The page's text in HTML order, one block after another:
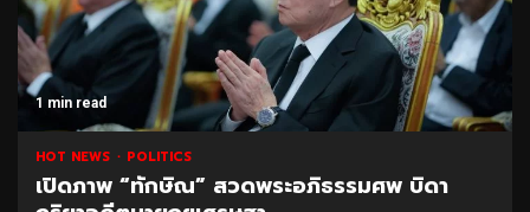
1 min read
HOT NEWS POLITICS
เปิดภาพ “ทักษิณ” สวดพระอภิธรรมศพ บิดา